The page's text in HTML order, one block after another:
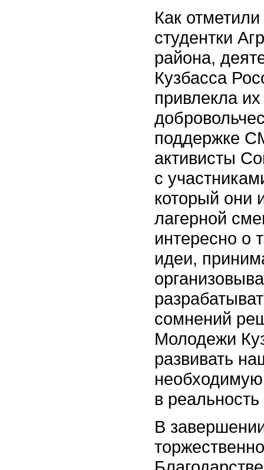
Как
студентки
района,
Кузбасса
привлекла
поддержке
активисты
с
который они
лагерной
интересно о
идеи,
сомнений
Молодежи
развивать
в
В